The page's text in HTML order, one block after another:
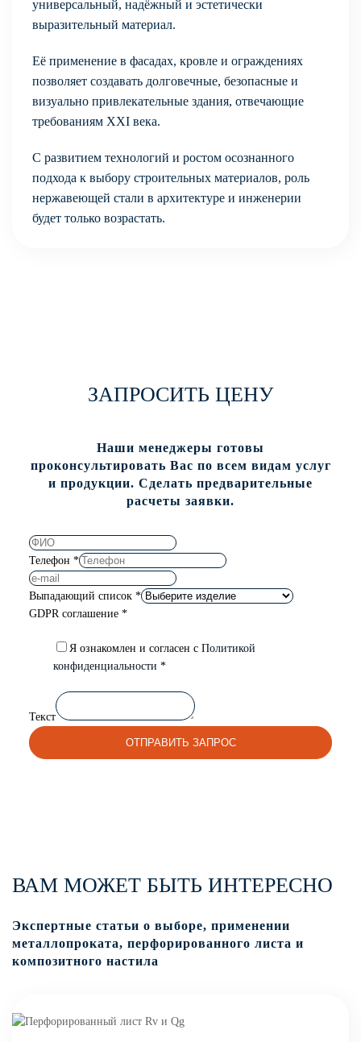
универсальный, надёжный и эстетически
выразительный материал.
Её применение в фасадах, кровле и ограждениях
позволяет создавать долговечные, безопасные и
визуально привлекательные здания, отвечающие
требованиям XXI века.
С развитием технологий и ростом осознанного
подхода к выбору строительных материалов, роль
нержавеющей стали в архитектуре и инженерии
будет только возрастать.
ЗАПРОСИТЬ ЦЕНУ
Наши менеджеры готовы
проконсультировать Вас по всем видам услуг
и продукции. Сделать предварительные
расчеты заявки.
Телефон *
Выпадающий список *
GDPR соглашение *
Я ознакомлен и согласен с Политикой
конфиденциальности *
Текст
ОТПРАВИТЬ ЗАПРОС
ВАМ МОЖЕТ БЫТЬ ИНТЕРЕСНО
Экспертные статьи о выборе, применении
металлопроката, перфорированного листа и
композитного настила